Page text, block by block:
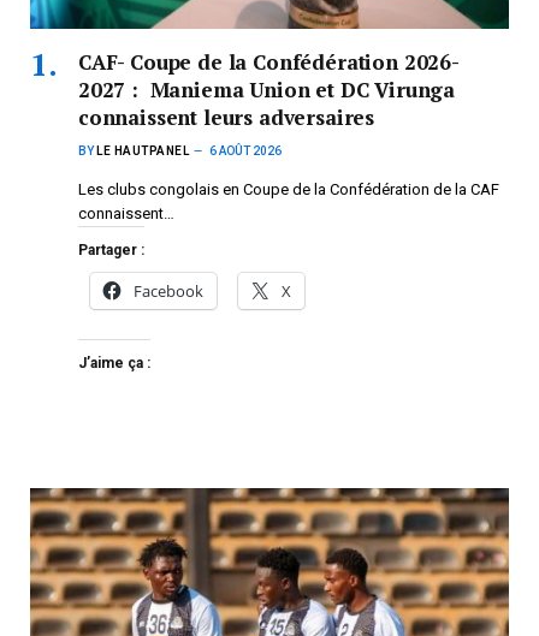
CAF- Coupe de la Confédération 2026-
2027 : Maniema Union et DC Virunga
connaissent leurs adversaires
BY LE HAUTPANEL 6 AOÛT 2026
Les clubs congolais en Coupe de la Confédération de la CAF
connaissent…
Partager :
Facebook X
J’aime ça :